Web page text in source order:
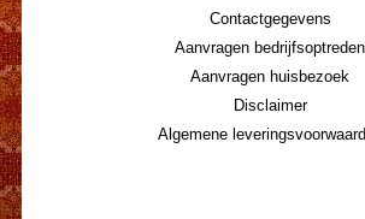
Contactgegevens
Aanvragen bedrijfsoptreden
Aanvragen huisbezoek
Disclaimer
Algemene